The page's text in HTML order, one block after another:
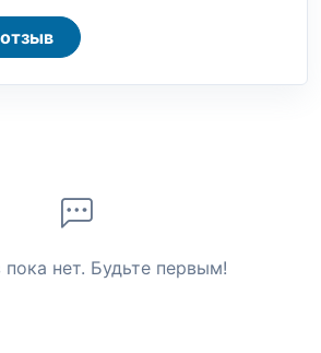
Отправить отзыв
нет. Будьте первым!